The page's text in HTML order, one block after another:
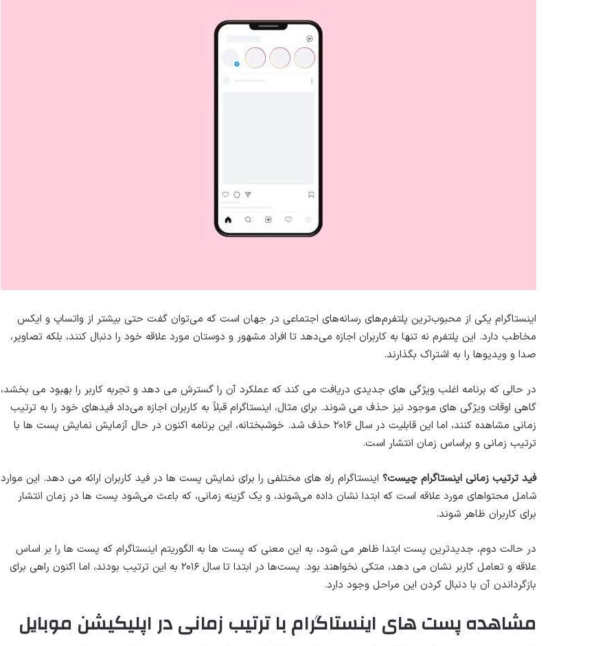
اینستاگرام یکی از محبوب‌ترین پلتفرم‌های رسانه‌های اجتماعی در جهان است که می‌توان گفت حتی بیشتر از واتساپ و ایکس
مخاطب دارد. این پلتفرم نه تنها به کاربران اجازه می‌دهد تا افراد مشهور و دوستان مورد علاقه خود را دنبال کنند، بلکه تصاویر،
صدا و ویدیوها را به اشتراک بگذارند.
در حالی که برنامه اغلب ویژگی های جدیدی دریافت می کند که عملکرد آن را گسترش می دهد و تجربه کاربر را بهبود می بخشد،
گاهی اوقات ویژگی های موجود نیز حذف می شوند. برای مثال، اینستاگرام قبلاً به کاربران اجازه می‌داد فیدهای خود را به ترتیب
زمانی مشاهده کنند، اما این قابلیت در سال ۲۰۱۶ حذف شد. خوشبختانه، این برنامه اکنون در حال آزمایش نمایش پست ها با
ترتیب زمانی و براساس زمان انتشار است.
فید ترتیب زمانی اینستاگرام چیست؟ اینستاگرام راه های مختلفی را برای نمایش پست ها در فید کاربران ارائه می دهد. این موارد
شامل محتواهای مورد علاقه است که ابتدا نشان داده می‌شوند، و یک گزینه زمانی، که باعث می‌شود پست ها در زمان انتشار
برای کاربران ظاهر شوند.
در حالت دوم، جدیدترین پست ابتدا ظاهر می شود، به این معنی که پست ها به الگوریتم اینستاگرام که پست ها را بر اساس
علاقه و تعامل کاربر نشان می دهد، متکی نخواهند بود. پست‌ها در ابتدا تا سال ۲۰۱۶ به این ترتیب بودند، اما اکنون راهی برای
بازگرداندن آن با دنبال کردن این مراحل وجود دارد.
مشاهده پست های اینستاگرام با ترتیب زمانی در اپلیکیشن موبایل